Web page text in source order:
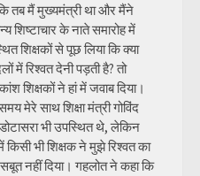
तब मैं मुख्यमंत्री था और मैंने
शिष्टाचार के नाते समारोह में
शिक्षकों से पूछ लिया कि क्या
में रिश्वत देनी पड़ती है? तो
शिक्षकों ने हां में जवाब दिया।
मेरे साथ शिक्षा मंत्री गोविंद
भी उपस्थित थे, लेकिन
किसी भी शिक्षक ने मुझे रिश्वत का
नहीं दिया। गहलोत ने कहा कि